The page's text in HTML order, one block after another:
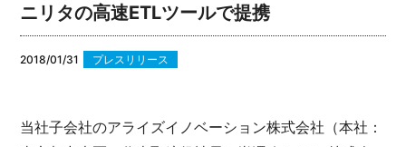
ニリタの高速ETLツールで提携
2018/01/31 プレスリリース
当社子会社のアライズイノベーション株式会社（本社：